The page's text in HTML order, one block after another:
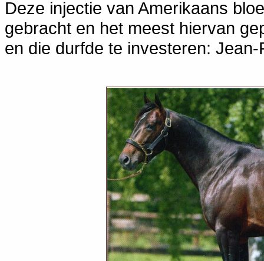
Deze injectie van Amerikaans
gebracht en het meest hiervan
en die durfde te investeren: